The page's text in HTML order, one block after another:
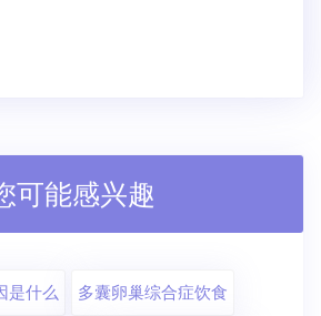
可能感兴趣
是什么 多囊卵巢综合症饮食